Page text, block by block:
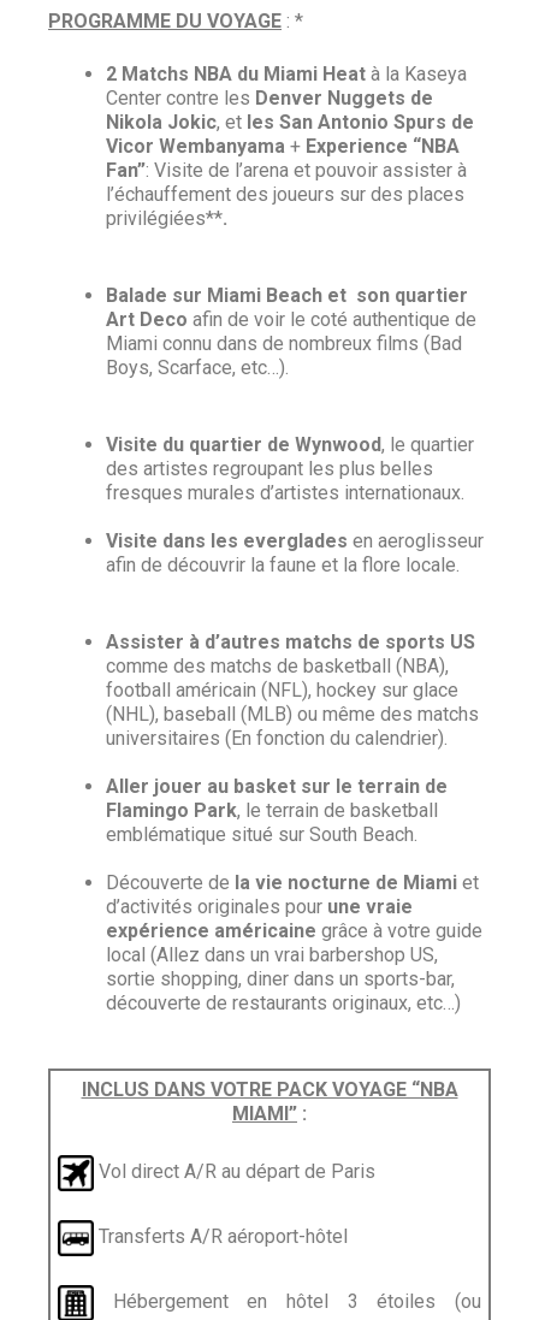
PROGRAMME DU VOYAGE : *
2 Matchs NBA du Miami Heat à la Kaseya
Center contre les Denver Nuggets de
Nikola Jokic, et les San Antonio Spurs de
Vicor Wembanyama + Experience “NBA
Fan”: Visite de l’arena et pouvoir assister à
l’échauffement des joueurs sur des places
privilégiées**.
Balade sur Miami Beach et son quartier
Art Deco afin de voir le coté authentique de
Miami connu dans de nombreux films (Bad
Boys, Scarface, etc…).
Visite du quartier de Wynwood, le quartier
des artistes regroupant les plus belles
fresques murales d’artistes internationaux.
Visite dans les everglades en aeroglisseur
afin de découvrir la faune et la flore locale.
Assister à d’autres matchs de sports US
comme des matchs de basketball (NBA),
football américain (NFL), hockey sur glace
(NHL), baseball (MLB) ou même des matchs
universitaires (En fonction du calendrier).
Aller jouer au basket sur le terrain de
Flamingo Park, le terrain de basketball
emblématique situé sur South Beach.
Découverte de la vie nocturne de Miami et
d’activités originales pour une vraie
expérience américaine grâce à votre guide
local (Allez dans un vrai barbershop US,
sortie shopping, diner dans un sports-bar,
découverte de restaurants originaux, etc…)
INCLUS DANS VOTRE PACK VOYAGE “NBA
MIAMI” :
Vol direct A/R au départ de Paris
Transferts A/R aéroport-hôtel
Hébergement en hôtel 3 étoiles (ou